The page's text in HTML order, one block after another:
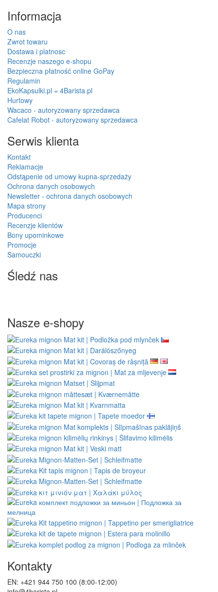
Informacja
O nas
Zwrot towaru
Dostawa i platnosc
Recenzje naszego e-shopu
Bezpieczna płatność online GoPay
Regulamin
EkoKapsulki.pl = 4Barista.pl
Hurtowy
Wacaco - autoryzowany sprzedawca
Cafelat Robot - autoryzowany sprzedawca
Serwis klienta
Kontakt
Reklamacje
Odstąpenie od umowy kupna-sprzedaży
Ochrona danych osobowych
Newsletter - ochrona danych osobowych
Mapa strony
Producenci
Recenzje klientów
Bony upominkowe
Promocje
Samouczki
Śledź nas
Nasze e-shopy
Kontakty
EN: +421 944 750 100 (8:00-12:00)